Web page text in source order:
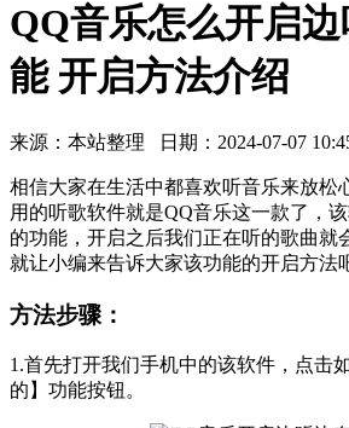
QQ音乐怎么开启
能 开启方法介绍
来源：本站整理 日期：2024-07-07
相信大家在生活中都喜欢听音乐来放松
用的听歌软件就是QQ音乐这一款了，
的功能，开启之后我们正在听的歌曲就
就让小编来告诉大家该功能的开启方法
方法步骤：
1.首先打开我们手机中的该软件，点击
的】功能按钮。